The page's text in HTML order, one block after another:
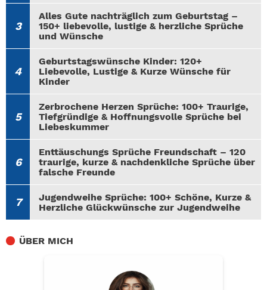
Alles Gute nachträglich zum Geburtstag –
150+ liebevolle, lustige & herzliche Sprüche
und Wünsche
Geburtstagswünsche Kinder: 120+
Liebevolle, Lustige & Kurze Wünsche für
Kinder
Zerbrochene Herzen Sprüche: 100+ Traurige,
Tiefgründige & Hoffnungsvolle Sprüche bei
Liebeskummer
Enttäuschungs Sprüche Freundschaft – 120
traurige, kurze & nachdenkliche Sprüche über
falsche Freunde
Jugendweihe Sprüche: 100+ Schöne, Kurze &
Herzliche Glückwünsche zur Jugendweihe
ÜBER MICH